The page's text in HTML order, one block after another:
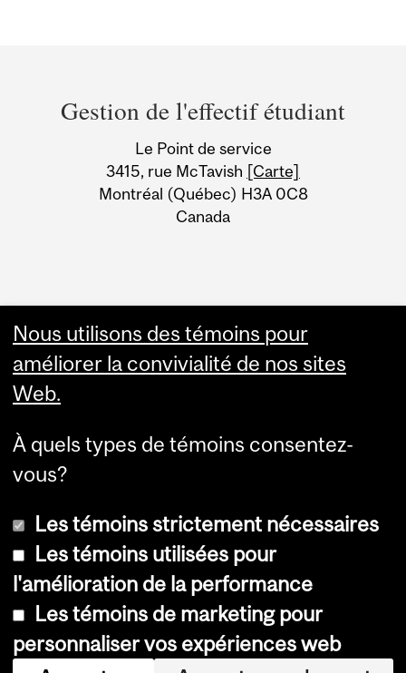
and
University
Information
Gestion de l'effectif étudiant
Le Point de service
3415, rue McTavish [Carte]
Montréal (Québec) H3A 0C8
Canada
© Université McGill, 2026
Accessibilité
Avis sur les témoins
Nous utilisons des témoins pour
améliorer la convivialité de nos sites
Web.
À quels types de témoins consentez-
vous?
Les témoins strictement nécessaires
Les témoins utilisées pour
l'amélioration de la performance
Les témoins de marketing pour
personnaliser vos expériences web